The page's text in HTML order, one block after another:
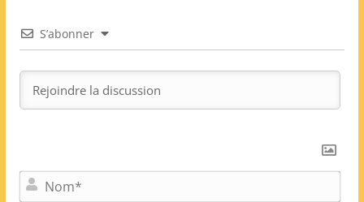
S’abonner
o